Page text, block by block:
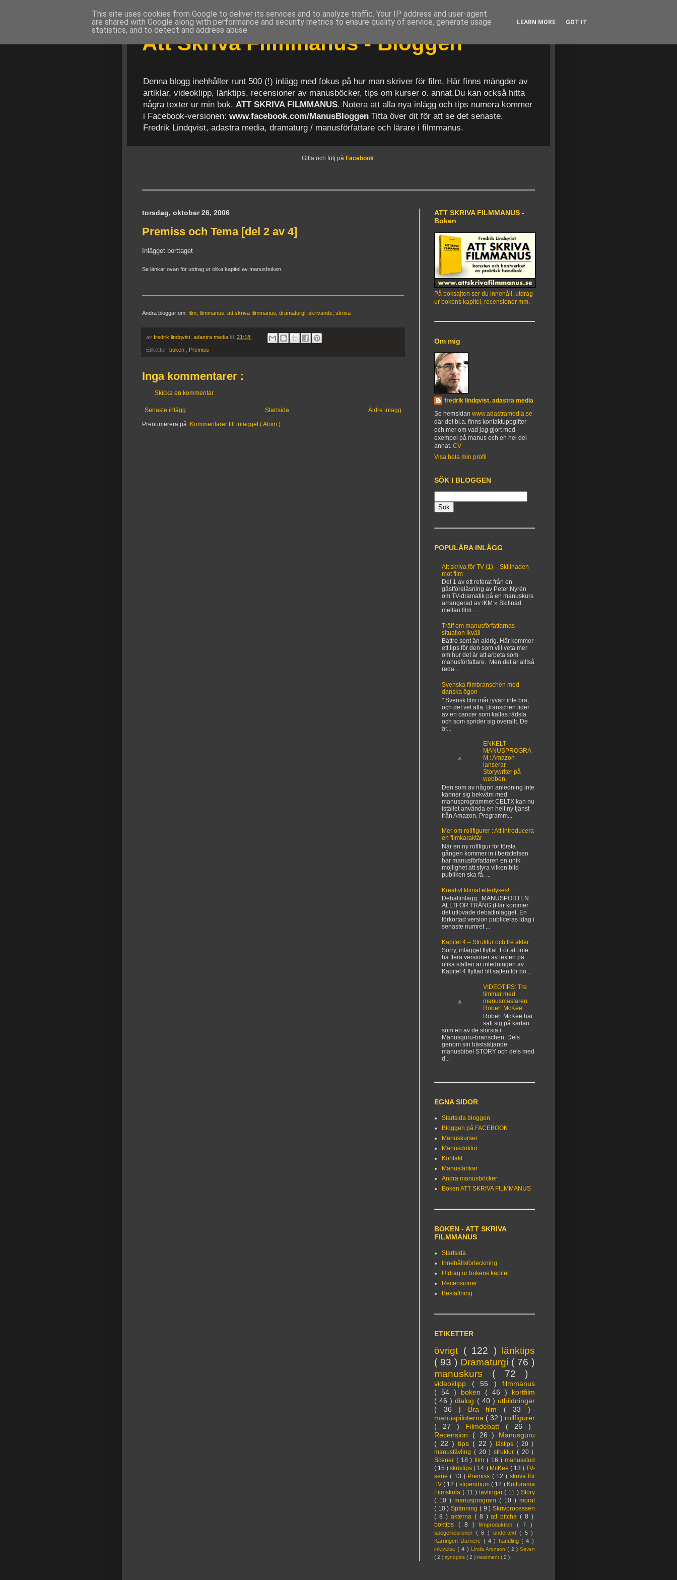
Att Skriva Filmmanus - Bloggen
Denna blogg inehhåller runt 500 (!) inlägg med fokus på hur man skriver för film. Här finns mängder av
artiklar, videoklipp, länktips, recensioner av manusböcker, tips om kurser o. annat.Du kan också hitta
några texter ur min bok, ATT SKRIVA FILMMANUS. Notera att alla nya inlägg och tips numera kommer
i Facebook-versionen: www.facebook.com/ManusBloggen Titta över dit för att se det senaste.
Fredrik Lindqvist, adastra media, dramaturg / manusförfattare och lärare i filmmanus.
Gilla och följ på Facebook.
torsdag, oktober 26, 2006
Premiss och Tema [del 2 av 4]
Inlägget borttaget
Se länkar ovan för utdrag ur olika kapitel av manusboken
Andra bloggar om: film filmmanus att skriva filmmanus dramaturgi skrivande skriva
av fredrik lindqvist, adastra media kl. 21:18
Etiketter: boken Premiss
Inga kommentarer :
Skicka en kommentar
Senaste inlägg Äldre inlägg
Startsida
Prenumerera på: Kommentarer till inlägget ( Atom )
ATT SKRIVA FILMMANUS -
Boken
På boksajten ser du innehåll, utdrag
ur bokens kapitel, recensioner mm.
Om mig
fredrik lindqvist, adastra media
Se hemsidan www.adastramedia.se
där det bl.a. finns kontaktuppgifter
och mer om vad jag gjort med
exempel på manus och en hel del
annat. CV
Visa hela min profil
SÖK I BLOGGEN
POPULÄRA INLÄGG
Att skriva för TV (1) – Skillnaden
mot film
Del 1 av ett referat från en
gästföreläsning av Peter Nyrén
om TV-dramatik på en manuskurs
arrangerad av IKM » Skillnad
mellan film...
Träff om manusförfattarnas
situation ikväll
Bättre sent än aldrig. Här kommer
ett tips för den som vill veta mer
om hur det är att arbeta som
manusförfattare. Men det är alltså
reda...
Svenska filmbranschen med
danska ögon
" Svensk film mår tyvärr inte bra,
och det vet alla. Branschen lider
av en cancer som kallas rädsla
och som sprider sig överallt. De
är...
ENKELT
MANUSPROGRA
M : Amazon
lanserar
Storywriter på
webben.
Den som av någon anledning inte
känner sig bekväm med
manusprogrammet CELTX kan nu
istället använda en helt ny tjänst
från Amazon. Programm...
Mer om rollfigurer : Att introducera
en filmkaraktär
När en ny rollfigur för första
gången kommer in i berättelsen
har manusförfattaren en unik
möjlighet att styra vilken bild
publiken ska få. ...
Kreativt klimat efterlyses!
Debattinlägg : MANUSPORTEN
ALLTFÖR TRÅNG (Här kommer
det utlovade debattinlägget. En
förkortad version publiceras idag i
senaste numret ...
Kapitel 4 – Struktur och tre akter
Sorry, inlägget flyttat. För att inte
ha flera versioner av texten på
olika ställen är inledningen av
Kapitel 4 flyttad till sajten för bo...
VIDEOTIPS: Tre
timmar med
manusmästaren
Robert McKee
Robert McKee har
satt sig på kartan
som en av de största i
Manusguru-branschen. Dels
genom sin bästsäljande
manusbibel STORY och dels med
d...
EGNA SIDOR
Startsida bloggen
Bloggen på FACEBOOK
Manuskurser
Manusdoktor
Kontakt
Manuslänkar
Andra manusböcker
Boken ATT SKRIVA FILMMANUS
BOKEN - ATT SKRIVA
FILMMANUS
Startsida
Innehållsförteckning
Utdrag ur bokens kapitel
Recensioner
Beställning
ETIKETTER
övrigt ( 122 ) länktips
( 93 ) Dramaturgi ( 76 )
manuskurs ( 72 )
videoklipp ( 55 ) filmmanus
( 54 ) boken ( 46 ) kortfilm
( 46 )dialog ( 40 ) utbildningar
( 36 ) Bra film ( 33 )
manuspiloterna ( 32 ) rollfigurer
( 27 ) Filmdebatt ( 26 )
Recension ( 26 ) Manusguru
( 22 ) tips ( 22 )lästips( 20 )
manustävling ( 20 ) struktur ( 20 )
Scener ( 18 ) film ( 16 ) manusstöd
( 15 )skrivtips( 14 ) McKee ( 13 )TV-
serie( 13 ) Premiss ( 12 ) skriva för
TV( 12 ) stipendium ( 12 ) Kulturama
Filmskola ( 11 ) tävlingar( 11 ) Story
( 10 ) manusprogram ( 10 ) moral
( 10 )Spänning ( 9 )Skrivprocessen
( 8 ) akterna ( 8 )att pitcha( 8 )
boktips ( 8 ) filmproduktion ( 7 )
spegelneuroner ( 6 ) undertext( 5 )
Kärringen Därnere ( 4 ) handling( 4 )
inlevelse( 4 ) Linda Aronson( 2 )Seven
( 2 ) synopsis ( 2 ) treatment ( 2 )
This site uses cookies from Google to deliver its services and to analyze traffic. Your IP address and user-agent
are shared with Google along with performance and security metrics to ensure quality of service, generate usage
statistics, and to detect and address abuse.
LEARN MORE GOT IT